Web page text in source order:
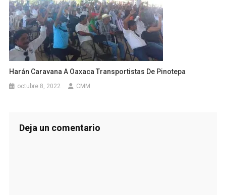
Harán Caravana A Oaxaca Transportistas De Pinotepa
octubre 8, 2022 CMM
Deja un comentario